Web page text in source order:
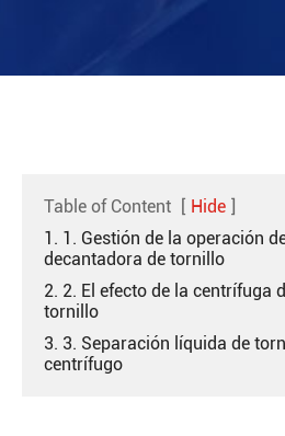
Table of Content [ Hide ]
1. 1. Gestión de la operación
decantadora de tornillo
2. 2. El efecto de la centrífuga
tornillo
3. 3. Separación líquida de
centrífugo